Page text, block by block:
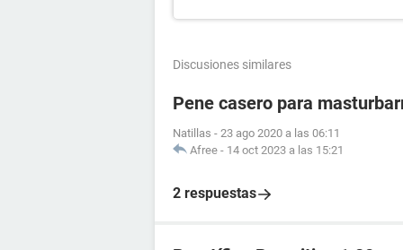
Discusiones similares
Pene casero para
Natillas - 23 ago 2020 a las 06:11
Afree - 14 oct 2023 a las 15:21
2 respuestas